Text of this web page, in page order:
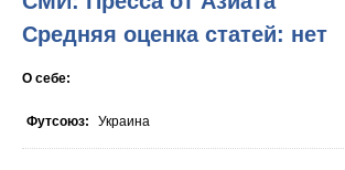
Средняя оценка статей: нет
О себе:
Футсоюз: Украина